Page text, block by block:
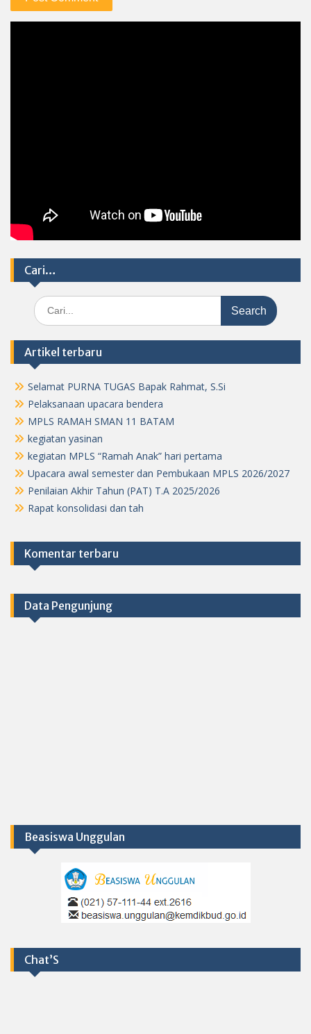
Cari…
Search
for:
Artikel terbaru
Selamat PURNA TUGAS Bapak Rahmat, S.Si
Pelaksanaan upacara bendera
MPLS RAMAH SMAN 11 BATAM
kegiatan yasinan
kegiatan MPLS “Ramah Anak” hari pertama
Upacara awal semester dan Pembukaan MPLS 2026/2027
Penilaian Akhir Tahun (PAT) T.A 2025/2026
Rapat konsolidasi dan tah
Komentar terbaru
Data Pengunjung
Beasiswa Unggulan
Chat’S